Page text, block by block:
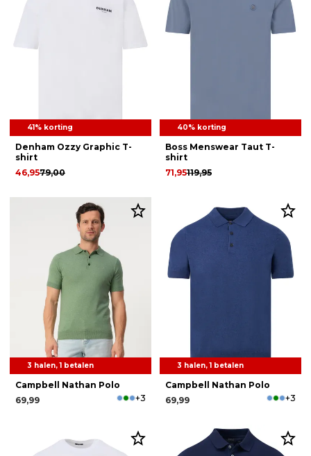
41% korting
Denham Ozzy Graphic T-
shirt
79,00
46,95
40% korting
Boss Menswear Taut T-
shirt
119,95
71,95
3 halen, 1 betalen
Campbell Nathan Polo
69,99
+3
3 halen, 1 betalen
Campbell Nathan Polo
69,99
+3